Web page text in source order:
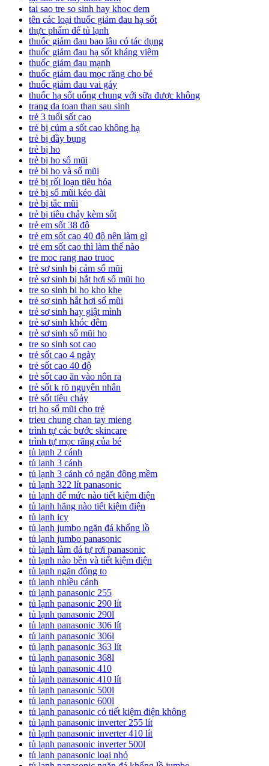
tai sao tre so sinh hay khoc dem
tên các loại thuốc giảm đau hạ sốt
thực phẩm để tủ lạnh
thuốc giảm đau bao lâu có tác dụng
thuốc giảm đau hạ sốt kháng viêm
thuốc giảm đau mạnh
thuốc giảm đau mọc răng cho bé
thuốc giảm đau vai gáy
thuốc hạ sốt uống chung với sữa được không
trang da toan than sau sinh
trẻ 3 tuổi sốt cao
trẻ bị cúm a sốt cao không hạ
trẻ bị đầy bụng
trẻ bị ho
trẻ bị ho sổ mũi
trẻ bị ho và sổ mũi
trẻ bị rối loạn tiêu hóa
trẻ bị sổ mũi kéo dài
trẻ bị tắc mũi
trẻ bị tiêu chảy kèm sốt
trẻ em sốt 38 độ
trẻ em sốt cao 40 độ nên làm gì
trẻ em sốt cao thì làm thế nào
tre moc rang nao truoc
trẻ sơ sinh bị cảm sổ mũi
trẻ sơ sinh bị hắt hơi sổ mũi ho
tre so sinh bi ho kho khe
trẻ sơ sinh hắt hơi sổ mũi
trẻ sơ sinh hay giật mình
trẻ sơ sinh khóc đêm
trẻ sơ sinh sổ mũi ho
tre so sinh sot cao
trẻ sốt cao 4 ngày
trẻ sốt cao 40 độ
trẻ sốt cao ăn vào nôn ra
trẻ sốt k rõ nguyên nhân
trẻ sốt tiêu chảy
trị ho sổ mũi cho trẻ
trieu chung chan tay mieng
trình tự các bước skincare
trình tự mọc răng của bé
tủ lạnh 2 cánh
tủ lạnh 3 cánh
tủ lạnh 3 cánh có ngăn đông mềm
tủ lạnh 322 lít panasonic
tủ lạnh để mức nào tiết kiệm điện
tủ lạnh hãng nào tiết kiệm điện
tủ lạnh icy
tủ lạnh jumbo ngăn đá khổng lồ
tủ lạnh jumbo panasonic
tủ lạnh làm đá tự rơi panasonic
tủ lạnh nào bền và tiết kiệm điện
tủ lạnh ngăn đông to
tủ lạnh nhiều cánh
tủ lạnh panasonic 255
tủ lạnh panasonic 290 lít
tủ lạnh panasonic 290l
tủ lạnh panasonic 306 lít
tủ lạnh panasonic 306l
tủ lạnh panasonic 363 lít
tủ lạnh panasonic 368l
tủ lạnh panasonic 410
tủ lạnh panasonic 410 lít
tủ lạnh panasonic 500l
tủ lạnh panasonic 600l
tủ lạnh panasonic có tiết kiệm điện không
tủ lạnh panasonic inverter 255 lít
tủ lạnh panasonic inverter 410 lít
tủ lạnh panasonic inverter 500l
tủ lạnh panasonic loại nhỏ